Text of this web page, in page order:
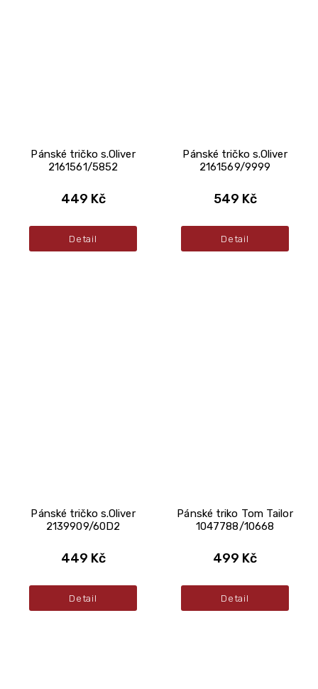
Pánské tričko s.Oliver
2161561/5852
449 Kč
Detail
Pánské tričko s.Oliver
2161569/9999
549 Kč
Detail
Pánské tričko s.Oliver
2139909/60D2
449 Kč
Detail
Pánské triko Tom Tailor
1047788/10668
499 Kč
Detail